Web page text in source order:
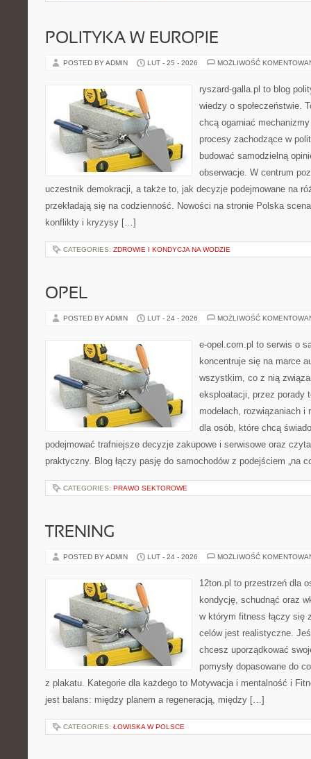
POLITYKA W EUROPIE
POSTED BY ADMIN LUT - 25 - 2026 MOŻLIWOŚĆ
ryszard-galla.pl to blog
wiedzy o społeczeństwie.
chcą ogarniać
procesy zachodzące w
budować samodzielną
obserwacje. W centrum
uczestnik demokracji, a także to, jak decyzje podejmowane na
przekładają się na codzienność. Nowości na stronie Polska
konflikty i kryzysy […]
CATEGORIES: ZDROWIE I KONDYCJA NA WODZIE
OPEL
POSTED BY ADMIN LUT - 24 - 2026 MOŻLIWOŚĆ
e-opel.com.pl to serwis o
koncentruje się na marce
wszystkim, co z nią
eksploatacji, przez porady
modelach, rozwiązaniach i
dla osób, które chcą
podejmować trafniejsze decyzje zakupowe i serwisowe oraz
praktyczny. Blog łączy pasję do samochodów z podejściem „na
CATEGORIES: PRAWO SEKTOROWE
TRENING
POSTED BY ADMIN LUT - 24 - 2026 MOŻLIWOŚĆ
12ton.pl to przestrzeń dla
kondycję, schudnąć oraz
w którym fitness łączy się
celów jest realistyczne.
chcesz uporządkować
pomysły dopasowane do
z plakatu. Kategorie dla każdego to Motywacja i mentalność i
jest balans: między planem a regeneracją, między […]
CATEGORIES: ŁOWISKA W POLSCE